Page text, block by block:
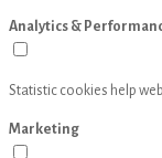
Analytics &
Statistic cookies help
Marketing